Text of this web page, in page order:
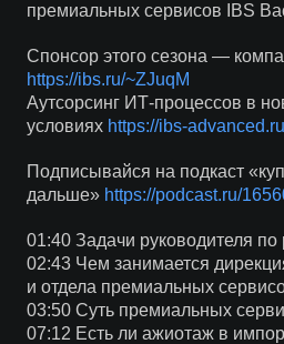
премиальных сервисов IBS
Спонсор этого сезона —
https://ibs.ru/~ZJuqM
Аутсорсинг ИТ-процессов в
условиях https://ibs-
Подписывайся на подкаст
дальше» https://podcast.ru/
01:40 Задачи руководителя
02:43 Чем занимается
и отдела премиальных
03:50 Суть премиальных
07:12 Есть ли ажиотаж в